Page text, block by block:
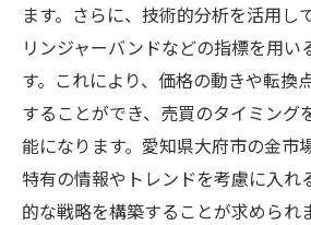
ます。さらに、技術的分析を活用し
リンジャーバンドなどの指標を用い
す。これにより、価格の動きや転換
することができ、売買のタイミング
能になります。愛知県大府市の金市
特有の情報やトレンドを考慮に入れ
的な戦略を構築することが求められ